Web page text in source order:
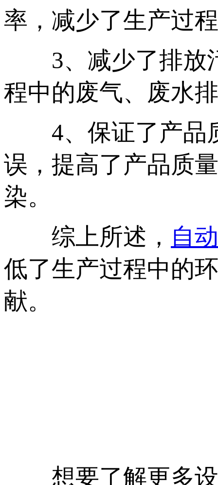
率，减少了生产过
3、减少了排放污
程中的废气、废水
4、保证了产品质
误，提高了产品质
染。
综上所述， 自
低了生产过程中的
献。
想要了解更多设